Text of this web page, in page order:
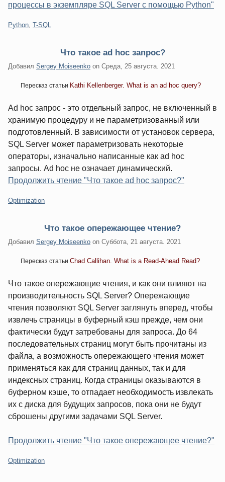
процессы в экземпляре SQL Server с помощью Python"
Категории:
Python, T-SQL
Что такое ad hoc запрос?
Добавил Sergey Moiseenko on Среда, 25 августа. 2021
Пересказ статьи Kathi Kellenberger. What is an ad hoc query?
Ad hoc запрос - это отдельный запрос, не включенный в
хранимую процедуру и не параметризованный или
подготовленный. В зависимости от установок сервера,
SQL Server может параметризовать некоторые
операторы, изначально написанные как ad hoc
запросы. Ad hoc не означает динамический.
Продолжить чтение "Что такое ad hoc запрос?"
Категории:
Optimization
Что такое опережающее чтение?
Добавил Sergey Moiseenko on Суббота, 21 августа. 2021
Пересказ статьи Chad Callihan. What is a Read-Ahead Read?
Что такое опережающие чтения, и как они влияют на
производительность SQL Server? Опережающие
чтения позволяют SQL Server заглянуть вперед, чтобы
извлечь страницы в буферный кэш прежде, чем они
фактически будут затребованы для запроса. До 64
последовательных страниц могут быть прочитаны из
файла, а возможность опережающего чтения может
применяться как для страниц данных, так и для
индексных страниц. Когда страницы оказываются в
буферном кэше, то отпадает необходимость извлекать
их с диска для будущих запросов, пока они не будут
сброшены другими задачами SQL Server.
Продолжить чтение "Что такое опережающее чтение?"
Категории:
Optimization